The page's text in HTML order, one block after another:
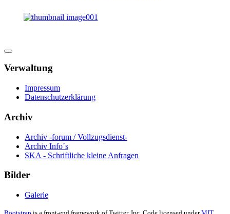
Verwaltung
Impressum
Datenschutzerklärung
Archiv
Archiv -forum / Vollzugsdienst-
Archiv Info´s
SKA - Schriftliche kleine Anfragen
Bilder
Galerie